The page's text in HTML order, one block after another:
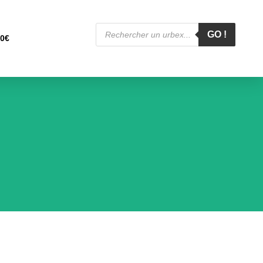
€
Recherche
produits
GO !